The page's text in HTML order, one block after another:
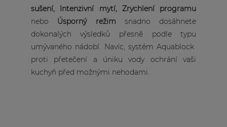
sušení, Intenzivní mytí, Zrychlení programu
nebo Úsporný režim snadno dosáhnete
dokonalých výsledků přesně podle typu
umývaného nádobí. Navíc, systém Aquablock
proti přetečení a úniku vody ochrání vaši
kuchyň před možnými nehodami.